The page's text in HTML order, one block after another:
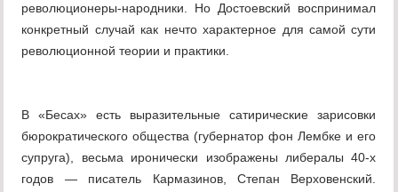
революционеры-народники. Но Достоевский воспринимал
конкретный случай как нечто характерное для самой сути
революционной теории и практики.
В «Бесах» есть выразительные сатирические зарисовки
бюрократического общества (губернатор фон Лембке и его
супруга), весьма иронически изображены либералы 40-х
годов — писатель Кармазинов, Степан Верховенский.